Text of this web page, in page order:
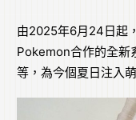
由2025年6月24日起
Pokemon合作的全新
等，為今個夏日注入